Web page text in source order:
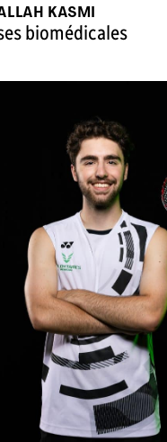
KASMI
biomédicales